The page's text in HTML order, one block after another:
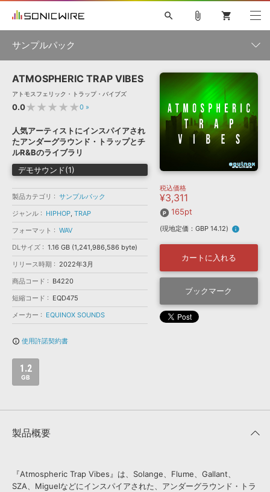
ソフト音源 »
プラグイン・エフェクト »
サンプルパック »
ソフトウェア／ツール »
DAW »
効果音 »
BGM »
キャンペーン »
特集 »
ニュースレター »
SONICWIREブログ »
製品サポート情報 »
DTMガイド »
FAQ »
お問い合わせ »
音楽カード
楽曲配信流通 サービス
無償のサウンド管理ソフト
APS
search
初音ミク NT 鏡音リン・レン V4X 巡音ルカ V4X
MEIKO V3
KAITO V3
VOCALOID TOONTRACK
SPITFIRE AUDIO
VIENNA
EZ DRUMMER 3
ライセンスフリーBGM
サンプルパックを試そう
ボーカル抜き出し
DUBSTEP
ELECTRONICA
EDM TRANCE MUTANT
ROUTER.FM
ソフト音源 プラグイン・エフェクト
ソフトウェア／ツール 効果音
attach_file shopping_cart
サンプルパック
製品一覧
ジャンル
メーカー
フォーマット
ランキング
ATMOSPHERIC TRAP VIBES
アトモスフェリック・トラップ・バイブズ
0.0★★★★★0 »
人気アーティストにインスパイアされ
たアンダーグラウンド・トラップとチ
ルR&Bのライブラリ
デモサウンド(1)
製品カテゴリ
サンプルパック
ジャンル
HIPHOP, TRAP
フォーマット
WAV
DLサイズ
1.16 GB (1,241,986,586 byte)
リリース時期
2022年3月
商品コード
B4220
短縮コード
EQD475
メーカー
EQUINOX SOUNDS
info_outline 使用許諾契約書
1.2
GB
税込価格
¥3,311
165pt
(現地定価：GBP 14.12) info
カートに入れる
ブックマーク
製品概要
『Atmospheric Trap Vibes』は、Solange、Flume、Gallant、
SZA、Miguelなどにインスパイアされた、アンダーグラウンド・トラ